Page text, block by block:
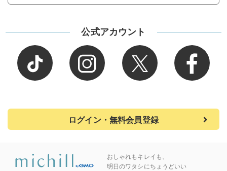
公式アカウント
ログイン・無料会員登録
おしゃれもキレイも、
明日のワタシにちょうどいい